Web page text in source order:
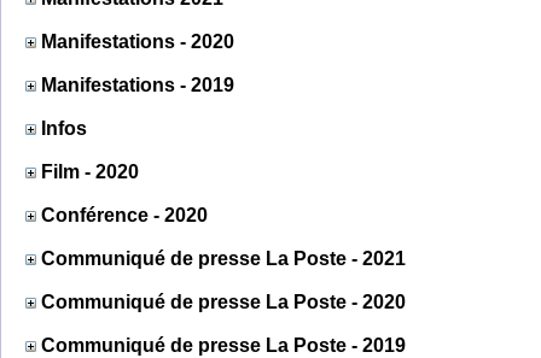
Manifestations - 2020
Manifestations - 2019
Infos
Film - 2020
Conférence - 2020
Communiqué de presse La Poste - 2021
Communiqué de presse La Poste - 2020
Communiqué de presse La Poste - 2019